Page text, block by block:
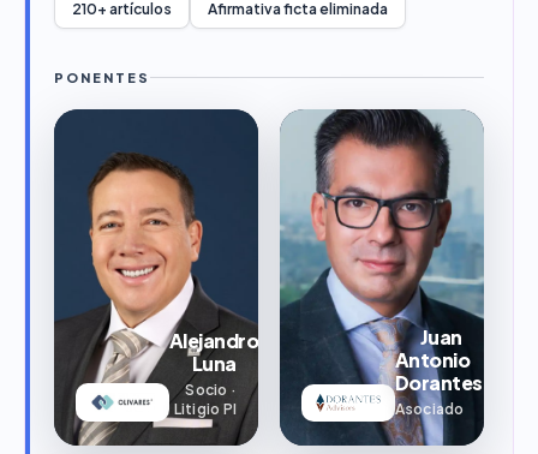
210+ artículos Afirmativa ficta eliminada
PONENTES
Alejandro
Luna
Socio ·
Litigio PI
Juan
Antonio
Dorantes
Asociado